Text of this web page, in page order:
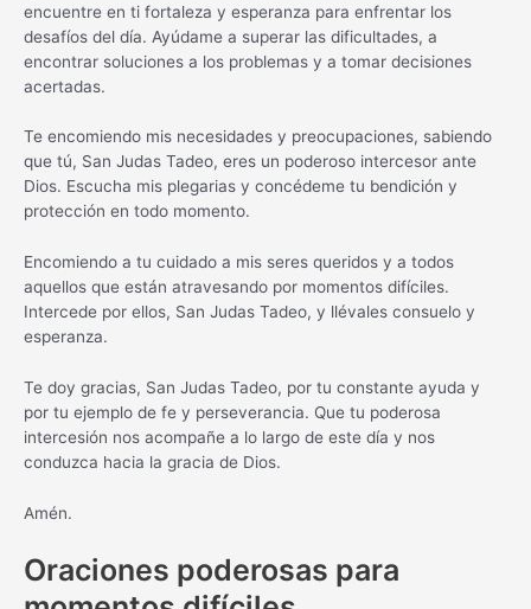
encuentre en ti fortaleza y esperanza para enfrentar los
desafíos del día. Ayúdame a superar las dificultades, a
encontrar soluciones a los problemas y a tomar decisiones
acertadas.
Te encomiendo mis necesidades y preocupaciones, sabiendo
que tú, San Judas Tadeo, eres un poderoso intercesor ante
Dios. Escucha mis plegarias y concédeme tu bendición y
protección en todo momento.
Encomiendo a tu cuidado a mis seres queridos y a todos
aquellos que están atravesando por momentos difíciles.
Intercede por ellos, San Judas Tadeo, y llévales consuelo y
esperanza.
Te doy gracias, San Judas Tadeo, por tu constante ayuda y
por tu ejemplo de fe y perseverancia. Que tu poderosa
intercesión nos acompañe a lo largo de este día y nos
conduzca hacia la gracia de Dios.
Amén.
Oraciones poderosas para